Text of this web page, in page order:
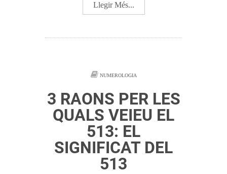
Llegir Més...
NUMEROLOGIA
3 RAONS PER LES
QUALS VEIEU EL
513: EL
SIGNIFICAT DEL
513